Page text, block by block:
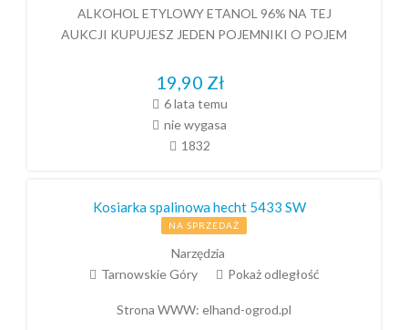
ALKOHOL ETYLOWY ETANOL 96% NA TEJ
AUKCJI KUPUJESZ JEDEN POJEMNIKI O POJEM
19,90 Zł
6 lata temu
nie wygasa
1832
Kosiarka spalinowa hecht 5433 SW
NA SPRZEDAŻ
Narzędzia
Tarnowskie Góry
Pokaż odległość
Strona WWW: elhand-ogrod.pl